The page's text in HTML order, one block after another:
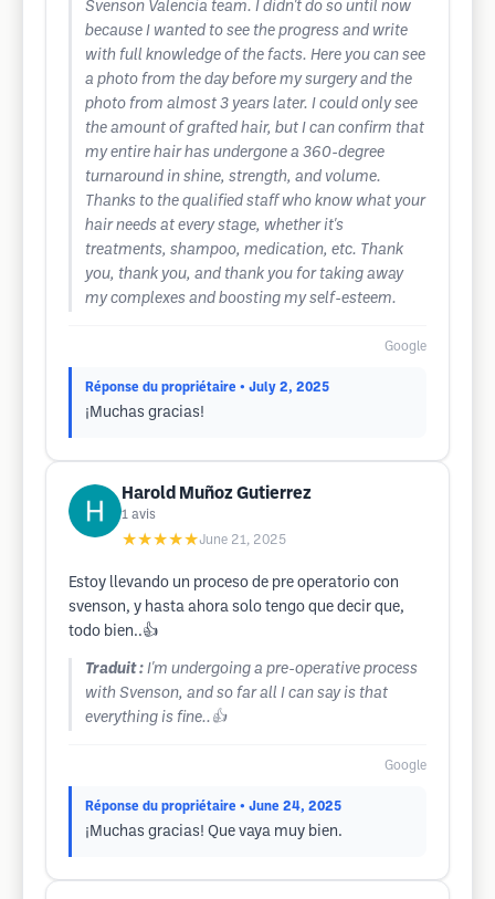
Svenson Valencia team. I didn't do so until now
because I wanted to see the progress and write
with full knowledge of the facts. Here you can see
a photo from the day before my surgery and the
photo from almost 3 years later. I could only see
the amount of grafted hair, but I can confirm that
my entire hair has undergone a 360-degree
turnaround in shine, strength, and volume.
Thanks to the qualified staff who know what your
hair needs at every stage, whether it's
treatments, shampoo, medication, etc. Thank
you, thank you, and thank you for taking away
my complexes and boosting my self-esteem.
Google
Réponse du propriétaire • July 2, 2025
¡Muchas gracias!
Harold Muñoz Gutierrez
1 avis
★★★★★June 21, 2025
Estoy llevando un proceso de pre operatorio con
svenson, y hasta ahora solo tengo que decir que,
todo bien..👍
Traduit : I'm undergoing a pre-operative process
with Svenson, and so far all I can say is that
everything is fine..👍
Google
Réponse du propriétaire • June 24, 2025
¡Muchas gracias! Que vaya muy bien.